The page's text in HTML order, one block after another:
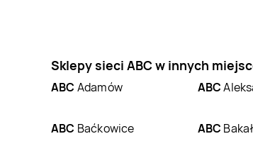
Sklepy sieci ABC w innych
ABC Adamów ABC
ABC Baćkowice ABC